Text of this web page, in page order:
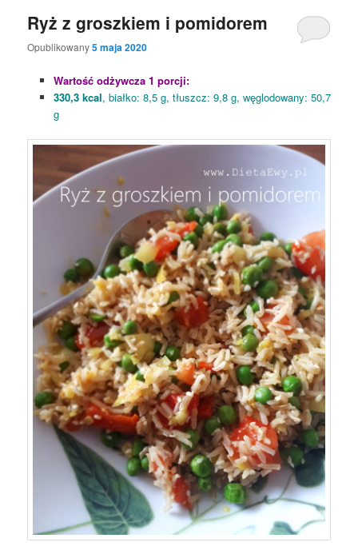
Ryż z groszkiem i pomidorem
Opublikowany5 maja 2020
Wartość odżywcza 1 porcji:
330,3 kcal, białko: 8,5 g, tłuszcz: 9,8 g, węglodowany: 50,7
g